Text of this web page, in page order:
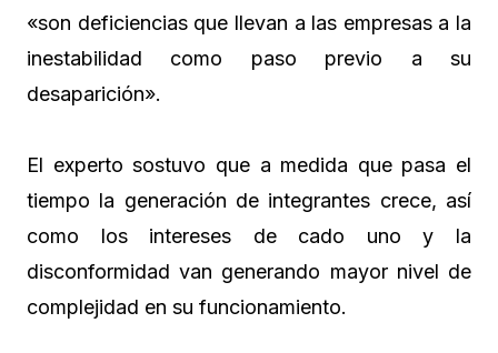
«son deficiencias que llevan a las empresas a la
inestabilidad como paso previo a su
desaparición».
El experto sostuvo que a medida que pasa el
tiempo la generación de integrantes crece, así
como los intereses de cado uno y la
disconformidad van generando mayor nivel de
complejidad en su funcionamiento.